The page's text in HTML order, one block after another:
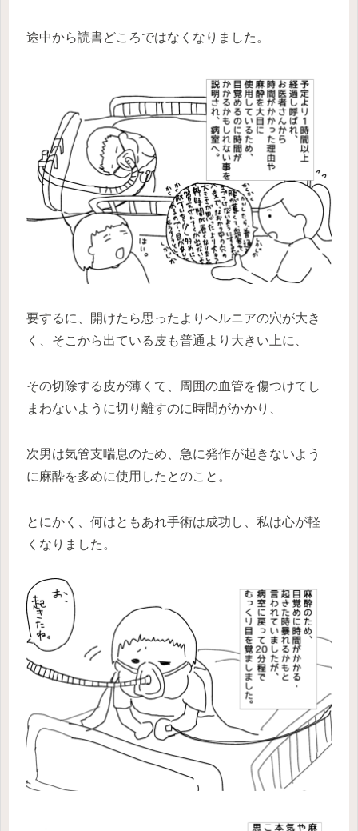
途中から読書どころではなくなりました。
要するに、開けたら思ったよりヘルニアの穴が大き
く、そこから出ている皮も普通より大きい上に、
その切除する皮が薄くて、周囲の血管を傷つけてし
まわないように切り離すのに時間がかかり、
次男は気管支喘息のため、急に発作が起きないよう
に麻酔を多めに使用したとのこと。
とにかく、何はともあれ手術は成功し、私は心が軽
くなりました。